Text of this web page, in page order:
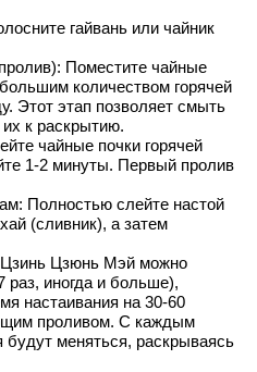
гайвань или чайник
Поместите чайные
количеством горячей
Этот этап позволяет смыть
к раскрытию.
чайные почки горячей
1-2 минуты. Первый пролив
Полностью слейте настой
(сливник), а затем
Цзинь Цзюнь Мэй можно
раз, иногда и больше),
настаивания на 30-60
проливом. С каждым
будут меняться, раскрываясь